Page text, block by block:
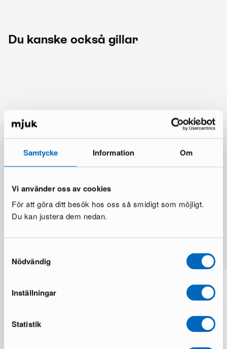
Samtycke Information Om
Vi använder oss av cookies
För att göra ditt besök hos oss så smidigt som möjligt.
Du kan justera dem nedan.
Nödvändig
Inställningar
Statistik
Du kanske också gillar